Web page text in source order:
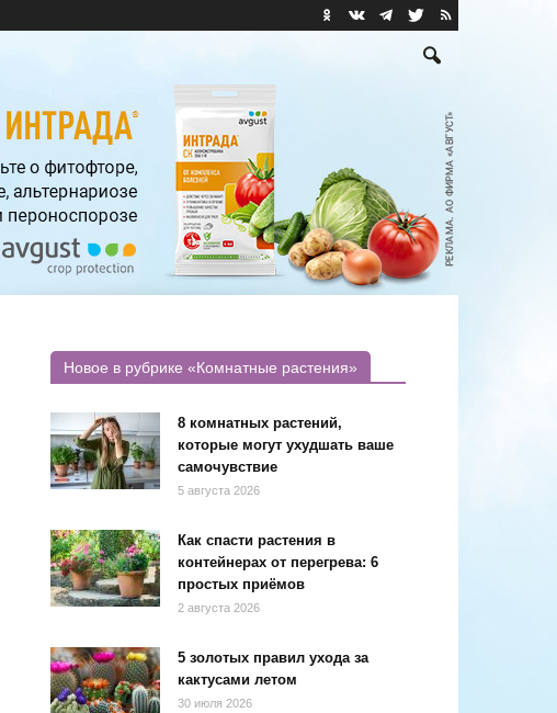
Новое в рубрике «Комнатные растения»
8 комнатных растений,
которые могут ухудшать ваше
самочувствие
5 августа 2026
Как спасти растения в
контейнерах от перегрева: 6
простых приёмов
2 августа 2026
5 золотых правил ухода за
кактусами летом
30 июля 2026